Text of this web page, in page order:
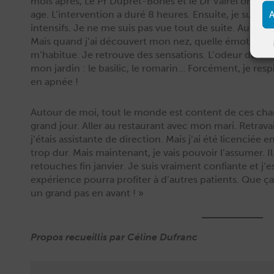
age. L’intervention a duré 8 heures. Ensuite, je suis
inten­sifs. Je ne me suis pas vue tout de suite. Au
Mais quand j’ai décou­vert mon nez, quelle émo­tion.
m’habitue. Je retrou­ve des sen­sa­tions. L’odeur du
mon jardin : le basil­ic, le romarin… For­cé­ment, je
en apnée !
Autour de moi, tout le monde est con­tent de ces
grand jour. Aller au restau­rant avec mon mari.
j’étais assis­tante de direc­tion. Mais j’ai été licen­ciée
trop dur. Mais main­tenant, je vais pou­voir l’assumer.
retouch­es fin jan­vi­er. Je suis vrai­ment con­fi­ante et
expéri­ence pour­ra prof­iter à d’autres patients. Que
un grand pas en avant ! »
Pro­pos recueil­lis par Céline Dufranc